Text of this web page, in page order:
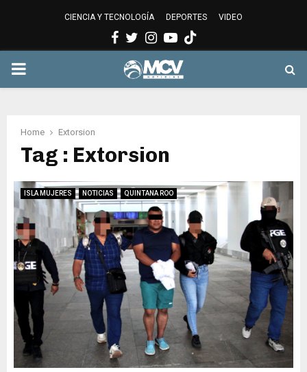
CIENCIA Y TECNOLOGÍA DEPORTES VIDEO
Facebook
Twitter
Instagram
Youtube
PRIMARY
Home Extorsion
Tag : Extorsion
ISLA MUJERES NOTICIAS QUINTANA ROO